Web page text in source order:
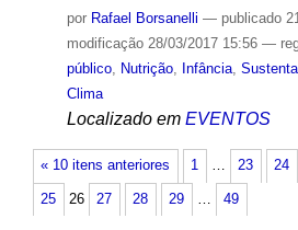
por Rafael Borsanelli — publicado
modificação28/03/2017 15:56 —
público, Nutrição, Infância,
Clima
Localizado em EVENTOS
« 10 itens anteriores 1 … 23 24
25 26 27 28 29 … 49